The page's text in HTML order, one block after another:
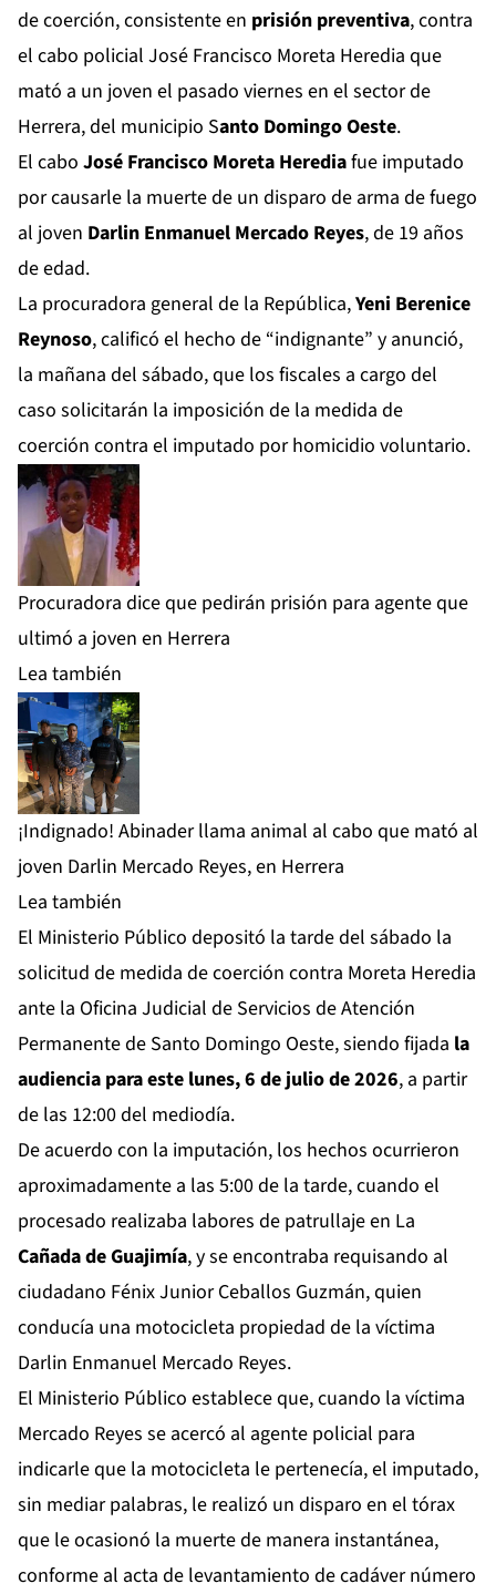
de coerción, consistente en prisión preventiva, contra
el cabo policial José Francisco Moreta Heredia que
mató a un joven el pasado viernes en el sector de
Herrera, del municipio Santo Domingo Oeste.
El cabo José Francisco Moreta Herediafue imputado
por causarle la muerte de un disparo de arma de fuego
al joven Darlin Enmanuel Mercado Reyes, de 19 años
de edad.
La procuradora general de la República,Yeni Berenice
Reynoso, calificó el hecho de “indignante” y anunció,
la mañana del sábado, que los fiscales a cargo del
caso solicitarán la imposición de la medida de
coerción contra el imputado por homicidio voluntario.
Procuradora dice que pedirán prisión para agente que
ultimó a joven en Herrera
Lea también
¡Indignado! Abinader llama animal al cabo que mató al
joven Darlin Mercado Reyes, en Herrera
Lea también
El Ministerio Público depositó la tarde del sábado la
solicitud de medida de coerción contra Moreta Heredia
ante la Oficina Judicial de Servicios de Atención
Permanente de Santo Domingo Oeste, siendo fijada la
audiencia para este lunes, 6 de julio de 2026, a partir
de las 12:00 del mediodía.
De acuerdo con la imputación, los hechos ocurrieron
aproximadamente a las 5:00 de la tarde, cuando el
procesado realizaba labores de patrullaje en La
Cañada de Guajimía, y se encontraba requisando al
ciudadano Fénix Junior Ceballos Guzmán, quien
conducía una motocicleta propiedad de la víctima
Darlin Enmanuel Mercado Reyes.
El Ministerio Público establece que, cuando la víctima
Mercado Reyes se acercó al agente policial para
indicarle que la motocicleta le pertenecía, el imputado,
sin mediar palabras, le realizó un disparo en el tórax
que le ocasionó la muerte de manera instantánea,
conforme al acta de levantamiento de cadáver número